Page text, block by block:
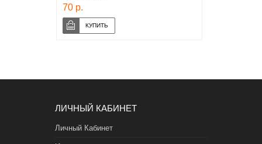
70 р.
ЛИЧНЫЙ КАБИНЕТ
Личный Кабинет